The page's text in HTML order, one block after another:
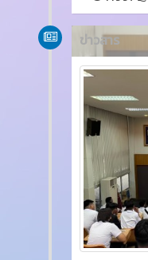
ข่าวสาร